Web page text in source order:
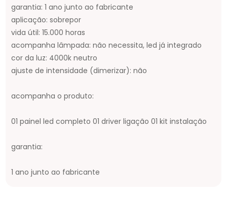
garantia: 1 ano junto ao fabricante
aplicação: sobrepor
vida útil: 15.000 horas
acompanha lâmpada: não necessita, led já integrado
cor da luz: 4000k neutro
ajuste de intensidade (dimerizar): não
acompanha o produto:
01 painel led completo 01 driver ligação 01 kit instalação
garantia:
1 ano junto ao fabricante